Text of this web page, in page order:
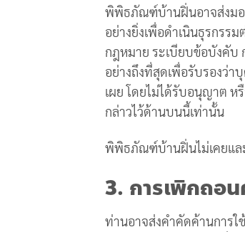
พิพิธภัณฑ์บ้านฝิ่นอาจส่งมอ
อย่างยิ่งเพื่อดำเนินธุรกร
กฎหมาย ระเบียบข้อบังคั
อย่างถึงที่สุดเพื่อรับรองว่า
เผย โดยไม่ได้รับอนุญาต ห
กล่าวไว้ด้านบนนี้เท่านั้น
พิพิธภัณฑ์บ้านฝิ่นไม่เคยแล
3. การเพิกถอ
ท่านอาจส่งคำคัดค้านการใ